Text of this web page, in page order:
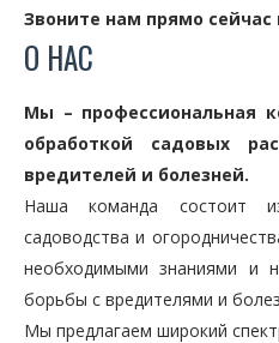
Звоните нам прямо сейчас
О НАС
Мы – профессиональная
обработкой садовых
вредителей и болезней.
Наша команда состоит
садоводства и
необходимыми знаниями и
борьбы с вредителями и
Мы предлагаем широкий